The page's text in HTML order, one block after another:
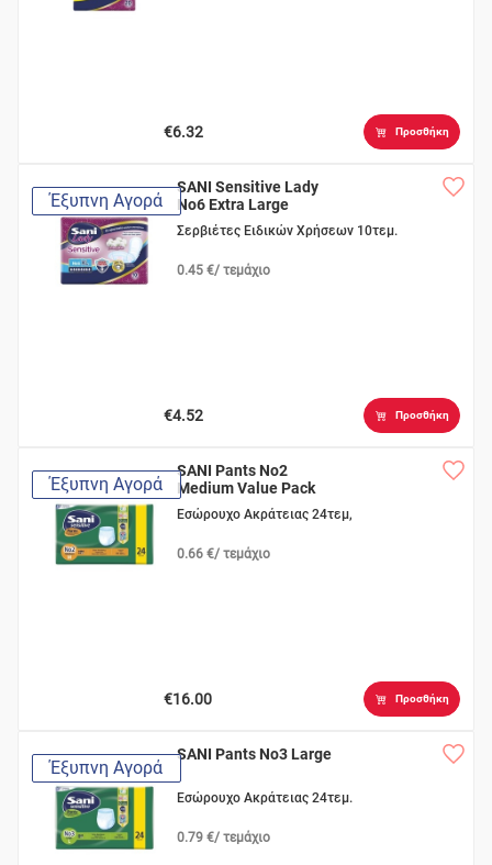
€6.32 Προσθήκη
Έξυπνη Αγορά
SANI Sensitive Lady
No6 Extra Large
Σερβιέτες Ειδικών Χρήσεων 10τεμ.
0.45 €/ τεμάχιο
€4.52 Προσθήκη
Έξυπνη Αγορά
SANI Pants No2
Medium Value Pack
Εσώρουχο Ακράτειας 24τεμ,
0.66 €/ τεμάχιο
€16.00 Προσθήκη
Έξυπνη Αγορά
SANI Pants No3 Large
Εσώρουχο Ακράτειας 24τεμ.
0.79 €/ τεμάχιο